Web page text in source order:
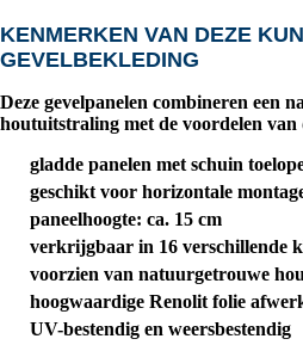
KENMERKEN VAN DEZE
GEVELBEKLEDING
Deze gevelpanelen combineren een
houtuitstraling met de voordelen
gladde panelen met schuin
geschikt voor horizontale
paneelhoogte: ca. 15 cm
verkrijgbaar in 16 verschillende
voorzien van natuurgetrouwe
hoogwaardige Renolit folie
UV-bestendig en weersbestendig